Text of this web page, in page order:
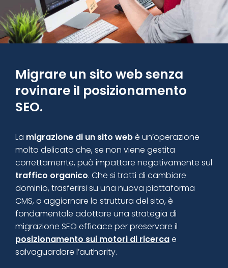
Migrare un sito web senza
rovinare il posizionamento
SEO.
La migrazione di un sito webè un’operazione
molto delicata che, se non viene gestita
correttamente, può impattare negativamente sul
traffico organico. Che si tratti di cambiare
dominio, trasferirsi su una nuova piattaforma
CMS, o aggiornare la struttura del sito, è
fondamentale adottare una strategia di
migrazione SEO efficace per preservare il
posizionamento sui motori di ricercae
salvaguardare l’authority.